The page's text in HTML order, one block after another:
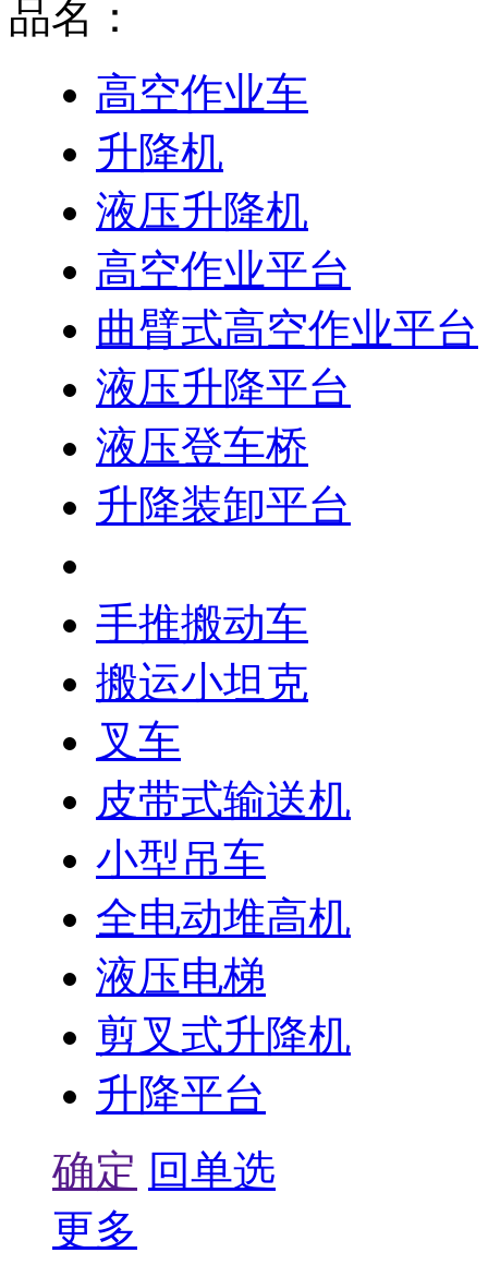
品名：
高空作业车
升降机
液压升降机
高空作业平台
曲臂式高空作业平台
液压升降平台
液压登车桥
升降装卸平台
手推搬动车
搬运小坦克
叉车
皮带式输送机
小型吊车
全电动堆高机
液压电梯
剪叉式升降机
升降平台
确定 回单选
更多